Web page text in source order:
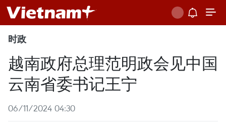
时政
越南政府总理范明政会见中国
云南省委书记王宁
06/11/2024 04:30